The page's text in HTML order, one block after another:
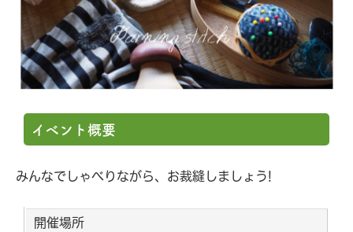
イベント概要
みんなでしゃべりながら、お裁縫しましょう!
開催場所